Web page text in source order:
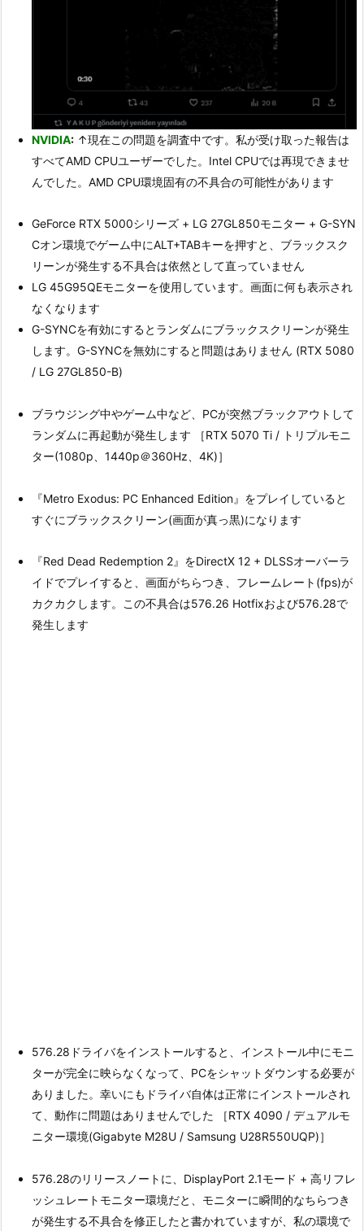
NVIDIA: ↑現在この問題を調査中です。私が受け取った報告は
すべてAMD CPUユーザーでした。Intel CPUでは再現できませ
んでした。AMD CPU環境固有の不具合の可能性があります
GeForce RTX 5000シリーズ + LG 27GL850モニター + G-SYN
Cオン環境でゲーム中にALT+TABキーを押すと、ブラックスク
リーンが発生する不具合は依然として直っていません
LG 45G95QEモニターを使用しています。画面に何も表示され
なくなります
G-SYNCを有効にするとランダムにブラックスクリーンが発生
します。G-SYNCを無効にすると問題はありません (RTX 5080
/ LG 27GL850-B)
ブラウジング中やゲーム中など、PCが突然ブラックアウトして
ランダムに再起動が発生します ［RTX 5070 Ti / トリプルモニ
ター(1080p、1440p＠360Hz、4K)］
『Metro Exodus: PC Enhanced Edition』をプレイしていると
すぐにブラックスクリーン(画面が真っ黒)になります
『Red Dead Redemption 2』をDirectX 12 + DLSSオーバーラ
イドでプレイすると、画面がちらつき、フレームレート(fps)が
カクカクします。この不具合は576.26 Hotfixおよび576.28で
発生します
576.28ドライバをインストールすると、インストール中にモニ
ターが完全に映らなくなって、PCをシャットダウンする必要が
ありました。幸いにもドライバ自体は正常にインストールされ
て、動作に問題はありませんでした ［RTX 4090 / デュアルモ
ニター環境(Gigabyte M28U / Samsung U28R550UQP)］
576.28のリリースノートに、DisplayPort 2.1モード + 高リフレ
ッシュレートモニター環境だと、モニターに瞬間的なちらつき
が発生する不具合を修正したと書かれていますが、私の環境で